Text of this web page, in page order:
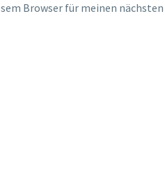
Browser für meinen